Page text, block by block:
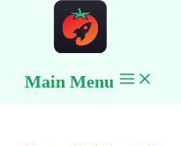
Main Menu